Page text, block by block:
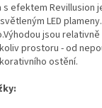
efektem Revillusion
LED
Výhodou jsou relativně
prostoru - od
ostění.